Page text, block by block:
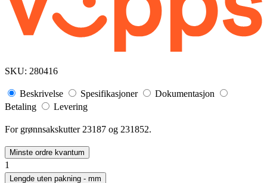
SKU: 280416
Beskrivelse Spesifikasjoner
Dokumentasjon
Betaling
Levering
For grønnsakskutter 23187 og 231852.
Minste ordre kvantum
1
Lengde uten pakning - mm